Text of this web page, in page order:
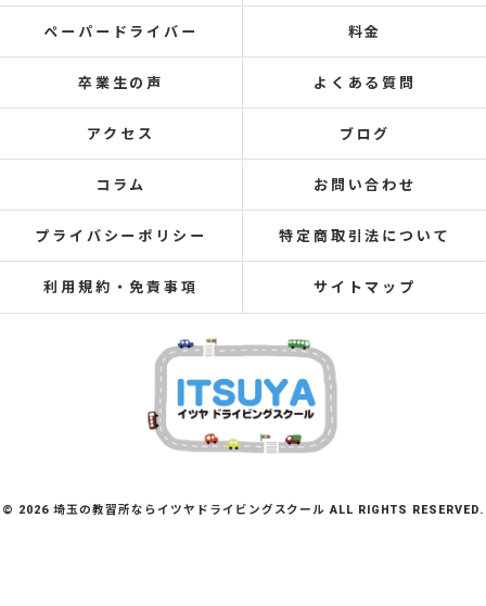
ペーパードライバー 料金
卒業生の声 よくある質問
アクセス ブログ
コラム お問い合わせ
プライバシーポリシー 特定商取引法について
利用規約・免責事項 サイトマップ
© 2026 埼玉の教習所ならイツヤドライビングスクール ALL RIGHTS RESERVED.